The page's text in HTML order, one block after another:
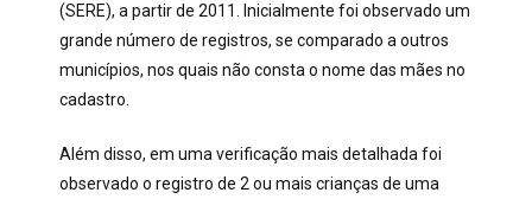
(SERE), a partir de 2011. Inicialmente foi observado um
grande número de registros, se comparado a outros
municípios, nos quais não consta o nome das mães no
cadastro.
Além disso, em uma verificação mais detalhada foi
observado o registro de 2 ou mais crianças de uma